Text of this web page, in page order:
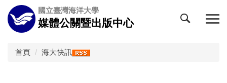
跳
到
主
國立臺灣海洋大學
媒體公關暨出版中心
首頁 海大快訊